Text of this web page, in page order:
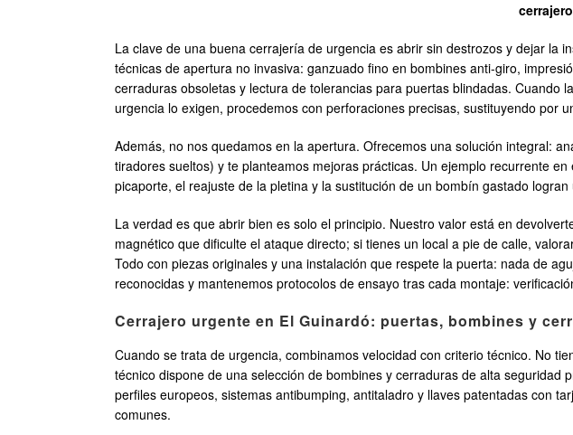
La clave de una buena cerrajería de urgencia es abrir sin destrozos y dejar la
técnicas de apertura no invasiva: ganzuado fino en bombines anti-giro,
cerraduras obsoletas y lectura de tolerancias para puertas blindadas.
urgencia lo exigen, procedemos con perforaciones precisas, sustituyendo por
Además, no nos quedamos en la apertura. Ofrecemos una solución integral:
tiradores sueltos) y te planteamos mejoras prácticas. Un ejemplo recurrente
picaporte, el reajuste de la pletina y la sustitución de un bombín gastado
La verdad es que abrir bien es solo el principio. Nuestro valor está en
magnético que dificulte el ataque directo; si tienes un local a pie de calle,
Todo con piezas originales y una instalación que respete la puerta: nada de
reconocidas y mantenemos protocolos de ensayo tras cada montaje:
Cerrajero urgente en El Guinardó: puertas, bombines y
Cuando se trata de urgencia, combinamos velocidad con criterio técnico. No
técnico dispone de una selección de bombines y cerraduras de alta
perfiles europeos, sistemas antibumping, antitaladro y llaves patentadas con
comunes.